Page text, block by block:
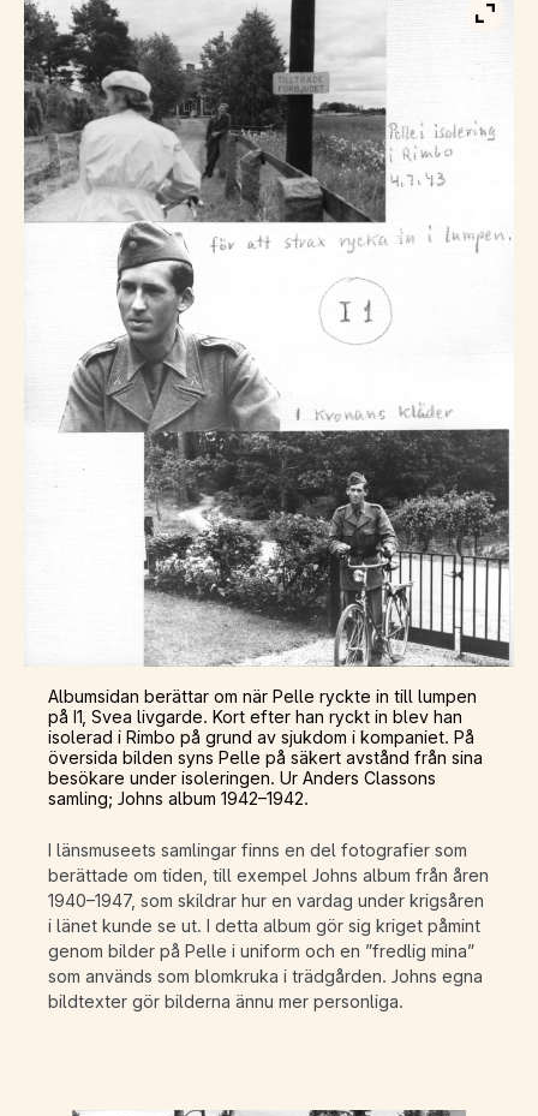
Visa
Albumsidan berättar om när Pelle ryckte in till lumpen
på I1, Svea livgarde. Kort efter han ryckt in blev han
isolerad i Rimbo på grund av sjukdom i kompaniet. På
översida bilden syns Pelle på säkert avstånd från sina
besökare under isoleringen. Ur Anders Classons
samling; Johns album 1942–1942.
I länsmuseets samlingar finns en del fotografier som
berättade om tiden, till exempel Johns album från åren
1940–1947, som skildrar hur en vardag under krigsåren
i länet kunde se ut. I detta album gör sig kriget påmint
genom bilder på Pelle i uniform och en ”fredlig mina”
som används som blomkruka i trädgården. Johns egna
bildtexter gör bilderna ännu mer personliga.